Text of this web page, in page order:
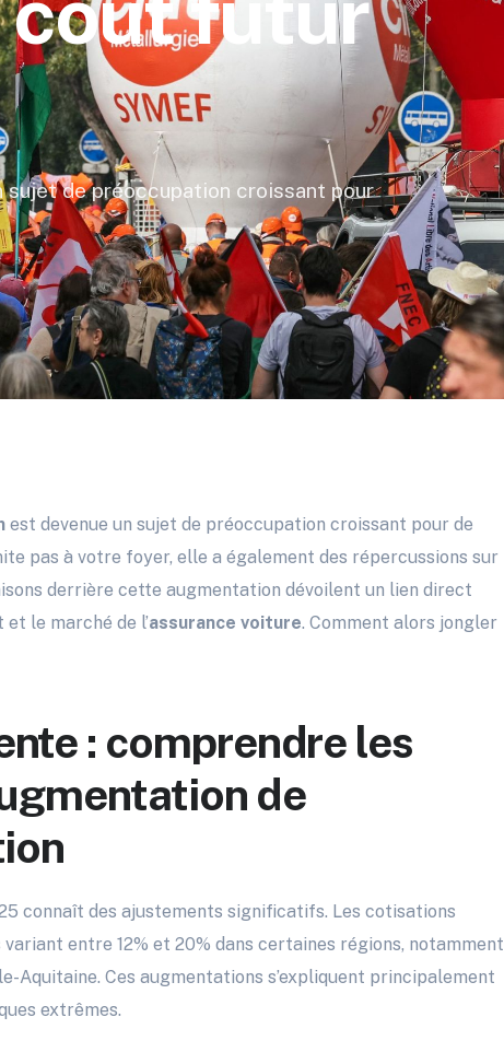
sujet de préoccupation croissant pour
est devenue un sujet de préoccupation croissant pour de
pas à votre foyer, elle a également des répercussions sur
derrière cette augmentation dévoilent un lien direct
et le marché de l’assurance voiture. Comment alors jongler
: comprendre les
de
connaît des ajustements significatifs. Les cotisations
entre 12% et 20% dans certaines régions, notamment
Aquitaine. Ces augmentations s’expliquent principalement
extrêmes.